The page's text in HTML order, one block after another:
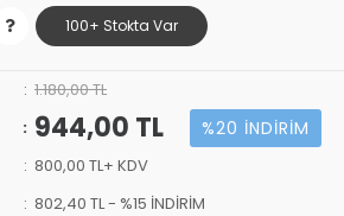
100+ Stokta Var
1.180,00 TL
944,00 TL %20 İNDİRİM
800,00 TL+ KDV
802,40 TL- %15 İNDİRİM